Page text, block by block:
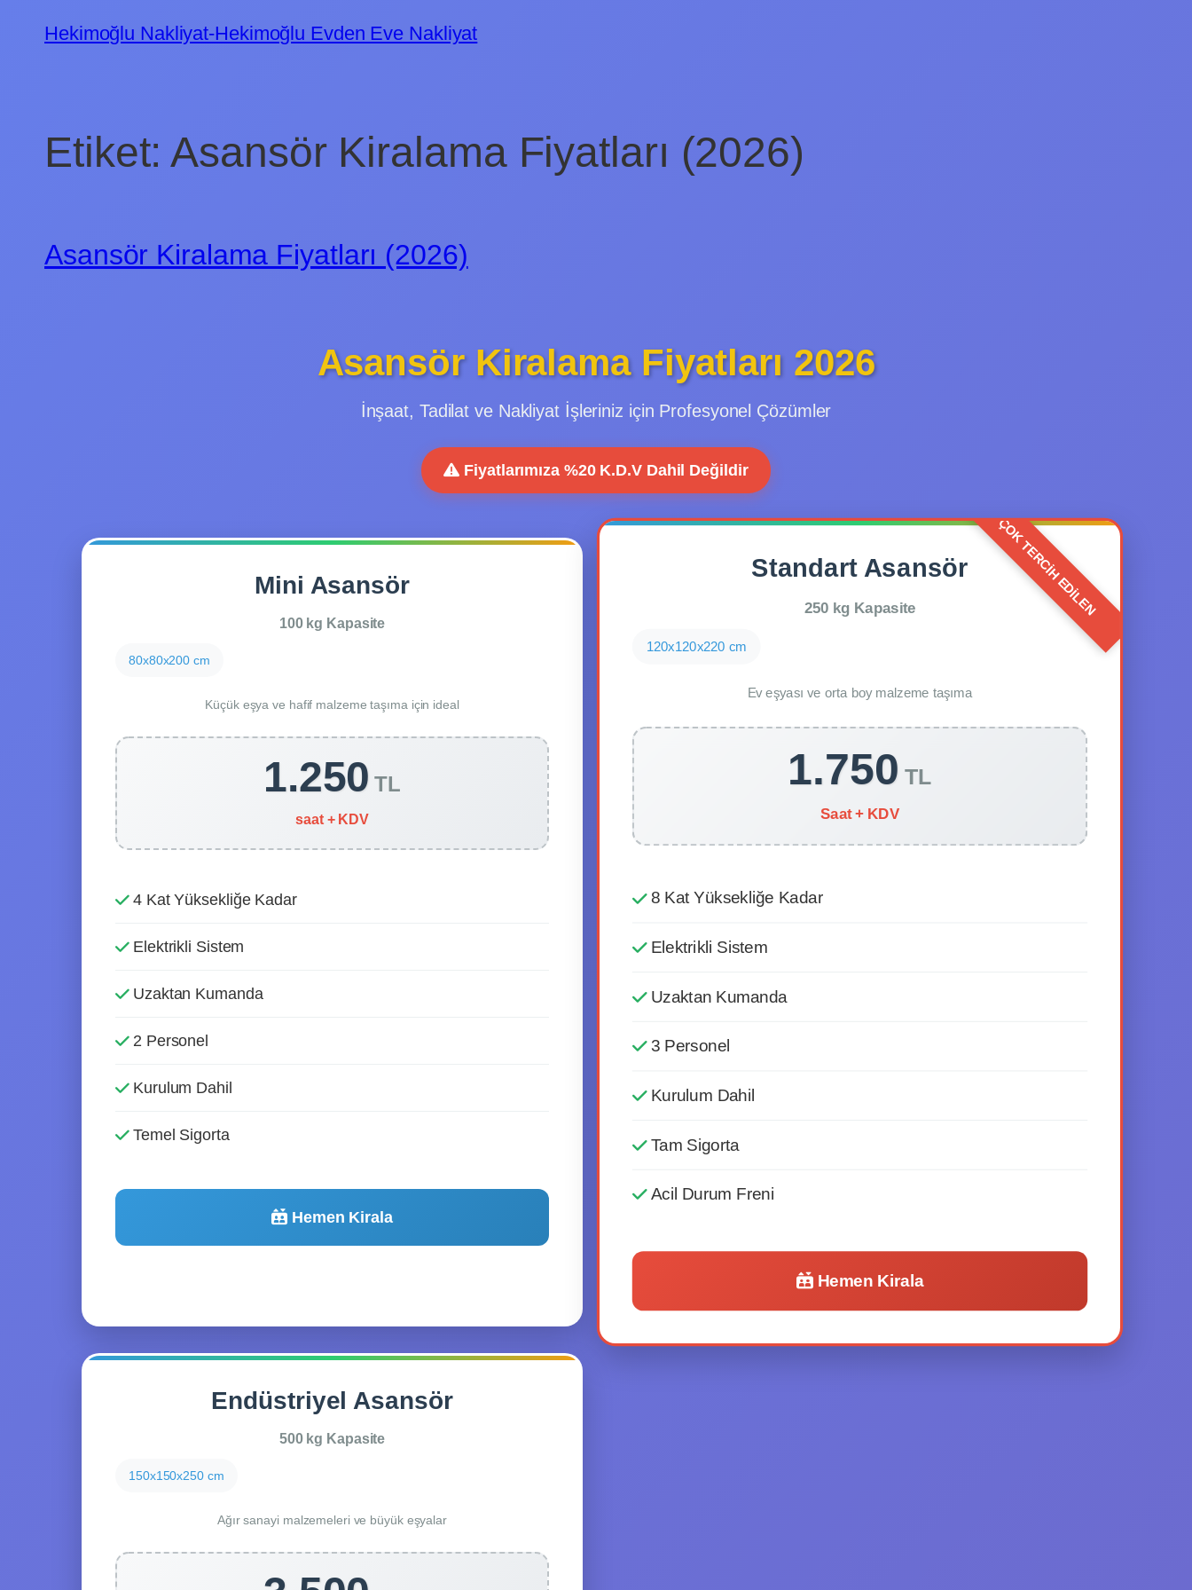
Hekimoğlu Nakliyat-Hekimoğlu Evden Eve Nakliyat
Etiket:Asansör Kiralama Fiyatları (2026)
Asansör Kiralama Fiyatları (2026)
Asansör Kiralama Fiyatları 2026
İnşaat, Tadilat ve Nakliyat İşleriniz için Profesyonel Çözümler
Fiyatlarımıza %20 K.D.V Dahil Değildir
Mini Asansör
100 kg Kapasite
80x80x200 cm
Küçük eşya ve hafif malzeme taşıma için ideal
1.250 TL
saat + KDV
4 Kat Yüksekliğe Kadar
Elektrikli Sistem
Uzaktan Kumanda
2 Personel
Kurulum Dahil
Temel Sigorta
Hemen Kirala
Standart Asansör
250 kg Kapasite
120x120x220 cm
Ev eşyası ve orta boy malzeme taşıma
1.750 TL
Saat + KDV
8 Kat Yüksekliğe Kadar
Elektrikli Sistem
Uzaktan Kumanda
3 Personel
Kurulum Dahil
Tam Sigorta
Acil Durum Freni
Hemen Kirala
Endüstriyel Asansör
500 kg Kapasite
150x150x250 cm
Ağır sanayi malzemeleri ve büyük eşyalar